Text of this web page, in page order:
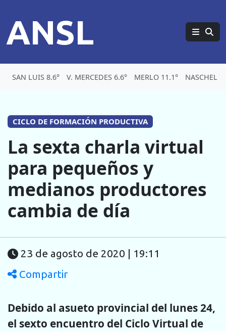
ANSL
SAN LUIS 8.6° V. MERCEDES 6.6° MERLO 11.1° NASCHEL
CICLO DE FORMACIÓN PRODUCTIVA
La sexta charla virtual
para pequeños y
medianos productores
cambia de día
23 de agosto de 2020 | 19:11
Compartir
Debido al asueto provincial del lunes 24,
el sexto encuentro del Ciclo Virtual de